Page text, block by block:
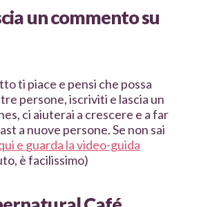
un commento su
ti piace e pensi che possa
persone, iscriviti e lascia un
ci aiuterai a crescere e a far
a nuove persone. Se non sai
e guarda la video-guida
è facilissimo)